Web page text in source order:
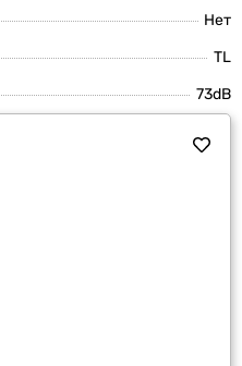
Нет
TL
73dB